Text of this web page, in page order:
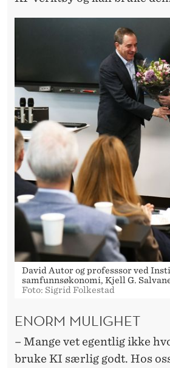
David Autor og professsor ved
samfunnsøkonomi, Kjell G.
Foto: Sigrid Folkestad
ENORM MULIGHET
– Mange vet egentlig ikke
bruke KI særlig godt. Hos